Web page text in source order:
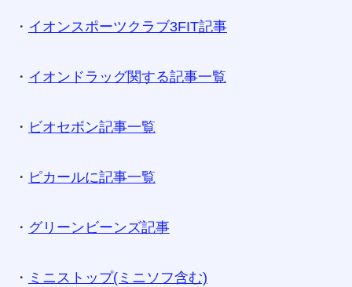
・ イオンスポーツクラブ3FIT記事
・ イオンドラッグ関する記事一覧
・ ビオセボン記事一覧
・ ピカールに記事一覧
・ グリーンビーンズ記事
・ ミニストップ(ミニソフ含む)